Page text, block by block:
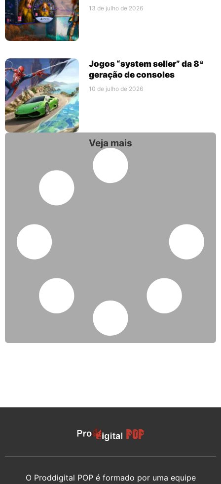
13 de julho de 2026
Jogos “system seller” da 8ª
geração de consoles
10 de julho de 2026
Veja mais
O Proddigital POP é formado por uma equipe